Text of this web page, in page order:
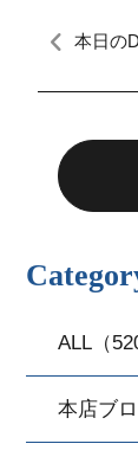
本日の
【車検
ALL（
本店ブロ